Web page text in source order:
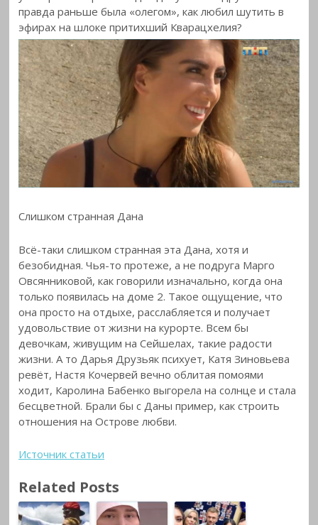
правда раньше была «олегом», как любил шутить в
эфирах на шлоке притихший Кварацхелия?
Слишком странная Дана
Всё-таки слишком странная эта Дана, хотя и
безобидная. Чья-то протеже, а не подруга Марго
Овсянниковой, как говорили изначально, когда она
только появилась на доме 2. Такое ощущение, что
она просто на отдыхе, расслабляется и получает
удовольствие от жизни на курорте. Всем бы
девочкам, живущим на Сейшелах, такие радости
жизни. А то Дарья Друзьяк психует, Катя Зиновьева
ревёт, Настя Кочервей вечно облитая помоями
ходит, Каролина Бабенко выгорела на солнце и стала
бесцветной. Брали бы с Даны пример, как строить
отношения на Острове любви.
Источник статьи
Related Posts